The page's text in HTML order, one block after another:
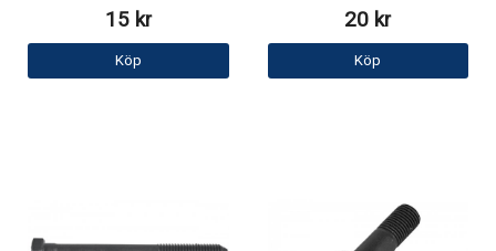
15 kr
Köp
20 kr
Köp